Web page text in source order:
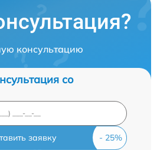
консультацию
со
заявку